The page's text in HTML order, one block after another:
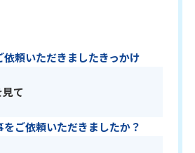
頼いただきましたきっかけ
て
ご依頼いただきましたか？